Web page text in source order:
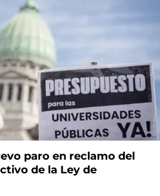
paro en reclamo del
de la Ley de